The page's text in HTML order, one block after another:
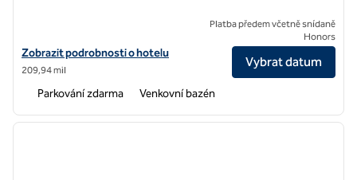
Zobrazit podrobnosti o hotelu Mykonos Riviera Hotel and Spa, hotel
Zobrazit podrobnosti o hotelu
209,94 mil
Platba předem včetně snídaně
Honors
Vybrat datum
Parkování zdarma Venkovní bazén
1 z 7
další